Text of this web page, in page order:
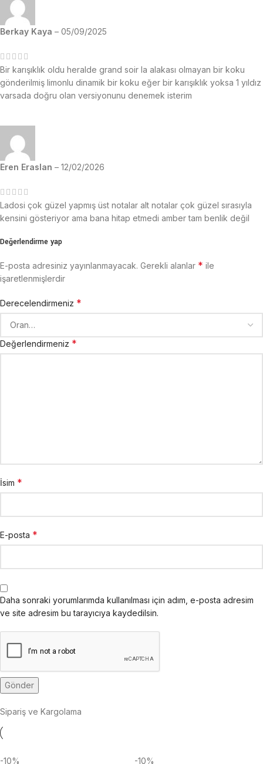
Berkay Kaya – 05/09/2025
Bir karışıklık oldu heralde grand soir la alakası olmayan bir koku
gönderilmiş limonlu dinamik bir koku eğer bir karışıklık yoksa 1 yıldız
varsada doğru olan versiyonunu denemek isterim
Eren Eraslan – 12/02/2026
Ladosi çok güzel yapmış üst notalar alt notalar çok güzel sırasıyla
kensini gösteriyor ama bana hitap etmedi amber tam benlik değil
Değerlendirme yap
E-posta adresiniz yayınlanmayacak. Gerekli alanlar * ile
işaretlenmişlerdir
Derecelendirmeniz *
Değerlendirmeniz *
İsim *
E-posta *
Daha sonraki yorumlarımda kullanılması için adım, e-posta adresim
ve site adresim bu tarayıcıya kaydedilsin.
Sipariş ve Kargolama
-10% -10%